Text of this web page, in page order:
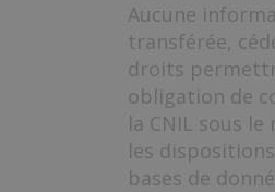
Aucune
transférée,
droits
obligation de
la CNIL sous
les
bases de